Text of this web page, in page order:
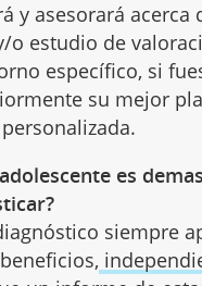
y asesorará acerca
o estudio de
específico, si
su mejor
es
siempre